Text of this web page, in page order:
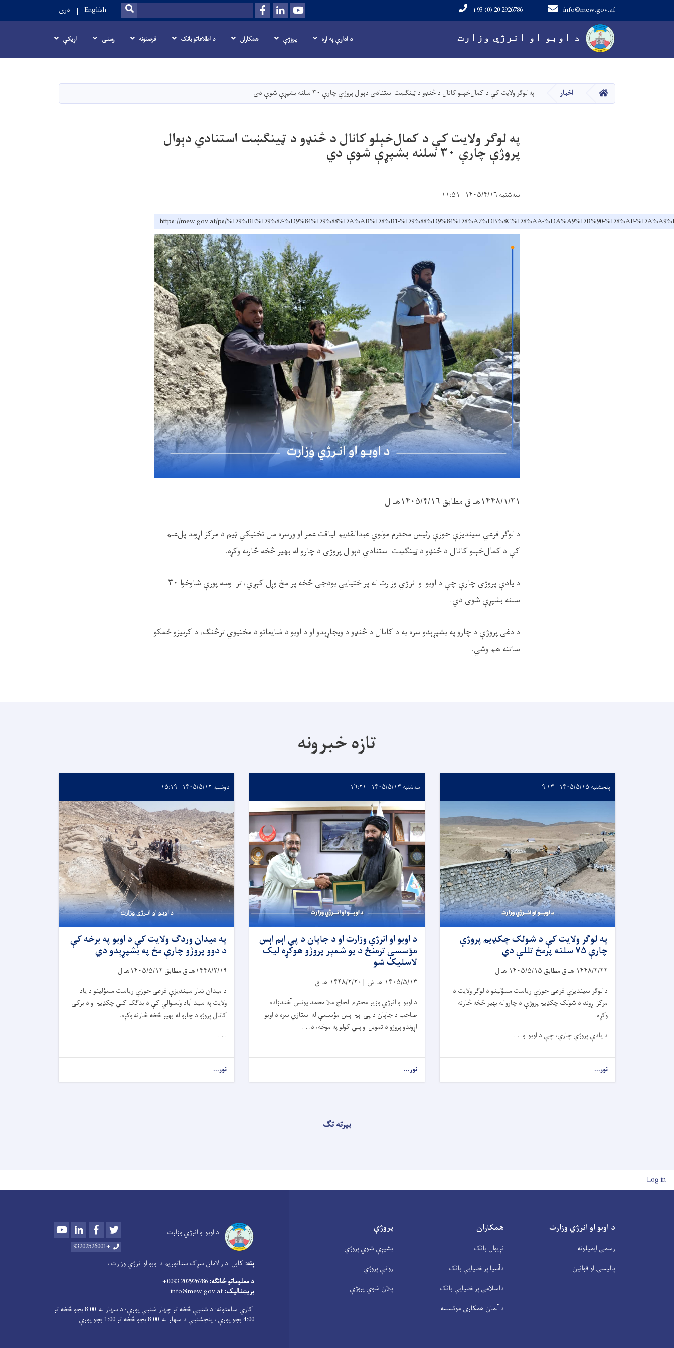
دانګل
د اوبو او انرژي وزارت
info@mew.gov.af
+93 (0) 20 2926786
Youtube
LinkedIn
Facebook
Search
SEARCH
English دری
Main navigation
د ادارې په اړه پروژې همکاران د اطلاعاتو بانک فرصتونه رسنۍ اړيکې
کور اخبار په لوګر ولایت کې د کمال‌خېلو کانال د څنډو د ټینګښت استنادي دېوال پروژې چارې ۳۰ سلنه بشپړې شوې دي
په لوګر ولایت کې د کمال‌خېلو کانال د څنډو د ټینګښت استنادي دېوال
پروژې چارې ۳۰ سلنه بشپړې شوې دي
سه‌شنبه ۱۴۰۵/۴/۱۶ - ۱۱:۵۱
https://mew.gov.af/ps/%D9%BE%D9%87-%D9%84%D9%88%DA%AB%D8%B1-%D9%88%D9%84%D8%A7%DB%8C%D8%AA-%DA%A9%DB%90-%D8%AF-
۱۴۴۸/۱/۲۱هـ ق مطابق ۱۴۰۵/۴/۱۶هـ ل
د لوګر فرعي سیندیزې حوزې رئيس محترم مولوي عبدالقدیم لیاقت عمر او ورسره مل تخنیکي ټیم د مرکز اړوند پل‌علم
کې د کمال‌خېلو کانال د څنډو د ټینګښت استنادي دېوال پروژې د چارو له بهیر څخه څارنه وکړه.
د یادې پروژې چارې چې د اوبو او انرژي وزارت له پراختیایي بودجې څخه پر مخ وړل کېږي، تر اوسه پورې شاوخوا ۳۰
سلنه بشپړې شوې دي.
د دغې پروژې د چارو په بشپړېدو سره به د کانال د څنډو د ویجاړېدو او د اوبو د ضایعاتو د مخنیوي ترڅنګ، د کرنیزو ځمکو
ساتنه هم وشي.
تازه خبرونه
پنجشنبه ۱۴۰۵/۵/۱۵ - ۹:۱۳
په لوګر ولایت کې د شولک چکډیم پروژې
چارې ۷۵ سلنه پرمخ تللې دي
۱۴۴۸/۲/۲۲ هـ ق مطابق ۱۴۰۵/۵/۱۵ هـ ل
د لوګر سیندیزې فرعي حوزې ریاست مسؤلینو د لوګر ولایت د
مرکز اړوند د شولک چکډیم پروژې د چارو له بهیر څخه څارنه
وکړه.
د یادې پروژې چارې، چې د اوبو او. . .
نور...
سه‌شنبه ۱۴۰۵/۵/۱۳ - ۱۶:۲۱
د اوبو او انرژي وزارت او د جاپان د پي اېم اېس
مؤسسې ترمنځ د یو شمېر پروژو هوکړه لیک
لاسلیک شو
۱۴۰۵/۵/۱۳ هـ.ش | ۱۴۴۸/۲/۲۰ هـ.ق
د اوبو او انرژي وزیر محترم الحاج ملا محمد یونس آخندزاده
صاحب د جاپان د پي اېم اېس مؤسسې له استازي سره د اوبو
اړوندو پروژو د تمویل او پلي کولو په موخه، د. . .
نور...
دوشنبه ۱۴۰۵/۵/۱۲ - ۱۵:۱۹
په میدان وردګ ولایت کې د اوبو په برخه کې
د دوو پروژو چارې مخ په بشپړېدو دي
۱۴۴۸/۲/۱۹هـ ق مطابق ۱۴۰۵/۵/۱۲هـ ل
د میدان ښار سیندیزې فرعي حوزې ریاست مسؤلینو د یاد
ولایت په سید آباد ولسوالي کې د بدګک کلي چکډیم او د برکي
کانال پروژو د چارو له بهیر څخه څارنه وکړه.
. . .
نور...
بیرته تګ
User account menu
Log in
د اوبو او انرژي وزارت
رسمی ایمیلونه
پالیسۍ او قوانین
همکاران
نړیوال بانک
دآسیا پراختیايې بانک
داسلامی پراختیايې بانک
د آلمان همکاری موئسسه
پروژې
بشپړې شوي پروژې
روانې پروژې
پلان شوي پروژې
د اوبو او انرژي وزارت YoutubeLinkedInFacebook
+93202526001
پته: کابل دارالامان سړک سناتوریم د اوبو او انرژي وزارت ،
د معلوماتو څانګه: 202926786 0093+
بریښنالیک: info@mew.gov.af
کاري ساعتونه: د شنبې څخه تر چهار شنبې پورې؛ د سهار له 8:00 بجو څخه تر
4:00 بجو پورې ، پنجشنبې د سهار له 8:00 بجو څخه تر 1:00 بجو پورې